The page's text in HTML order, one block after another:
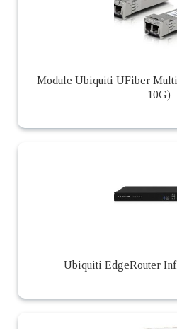
Module Ubiquiti UFiber
10G)
Ubiquiti EdgeRouter